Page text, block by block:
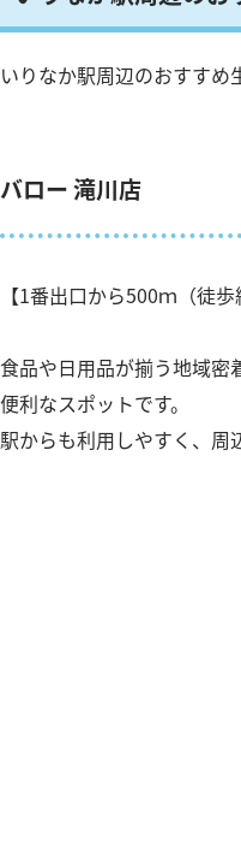
いりなか駅周辺のおすすめ
バロー 滝川店
【1番出口から500ｍ（徒歩
食品や日用品が揃う地域密
便利なスポットです。
駅からも利用しやすく、周